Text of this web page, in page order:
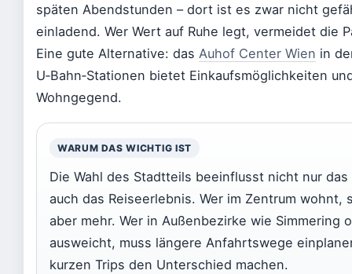
späten Abendstunden – dort ist es zwar nicht
einladend. Wer Wert auf Ruhe legt, vermeidet die
Eine gute Alternative: das Auhof Center Wien in
U‑Bahn‑Stationen bietet Einkaufsmöglichkeiten
Wohngegend.
WARUM DAS WICHTIG IST
Die Wahl des Stadtteils beeinflusst nicht nur
auch das Reiseerlebnis. Wer im Zentrum wohnt,
aber mehr. Wer in Außenbezirke wie Simmering
ausweicht, muss längere Anfahrtswege
kurzen Trips den Unterschied machen.